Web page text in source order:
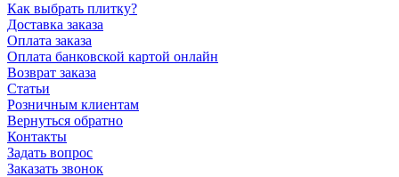
Как выбрать плитку?
Доставка заказа
Оплата заказа
Оплата банковской картой онлайн
Возврат заказа
Статьи
Розничным клиентам
Вернуться обратно
Контакты
Задать вопрос
Заказать звонок